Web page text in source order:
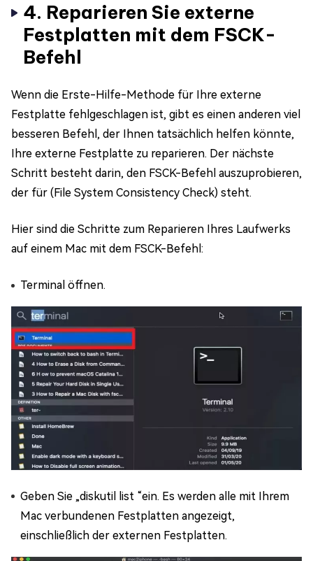
4. Reparieren Sie externe
Festplatten mit dem FSCK-
Befehl
Wenn die Erste-Hilfe-Methode für Ihre externe
Festplatte fehlgeschlagen ist, gibt es einen anderen viel
besseren Befehl, der Ihnen tatsächlich helfen könnte,
Ihre externe Festplatte zu reparieren. Der nächste
Schritt besteht darin, den FSCK-Befehl auszuprobieren,
der für (File System Consistency Check) steht.
Hier sind die Schritte zum Reparieren Ihres Laufwerks
auf einem Mac mit dem FSCK-Befehl:
Terminal öffnen.
Geben Sie „diskutil list “ein. Es werden alle mit Ihrem
Mac verbundenen Festplatten angezeigt,
einschließlich der externen Festplatten.